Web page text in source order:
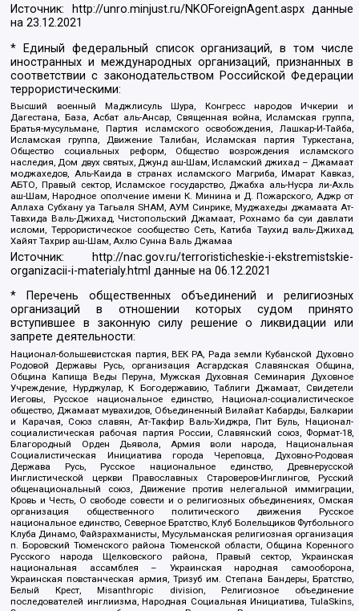
Источник: http://unro.minjust.ru/NKOForeignAgent.aspxданные
на23.12.2021
* Единый федеральный список организаций, в том числе
иностранных и международных организаций, признанных в
соответствии с законодательством Российской Федерации
террористическими:
Высший военный Маджлисуль Шура, Конгресс народов Ичкерии и
Дагестана, База, Асбат аль-Ансар, Священная война, Исламская группа,
Братья-мусульмане, Партия исламского освобождения, Лашкар-И-Тайба,
Исламская группа, Движение Талибан, Исламская партия Туркестана,
Общество социальных реформ, Общество возрождения исламского
наследия, Дом двух святых, Джунд аш-Шам, Исламский джихад – Джамаат
моджахедов, Аль-Каида в странах исламского Магриба, Имарат Кавказ,
АБТО, Правый сектор, Исламское государство, Джабха аль-Нусра ли-Ахль
аш-Шам, Народное ополчение имени К. Минина и Д. Пожарского, Аджр от
Аллаха Субхану уа Тагьаля SHAM, АУМ Синрике, Муджахеды джамаата Ат-
Тавхида Валь-Джихад, Чистопольский Джамаат, Рохнамо ба суи давлати
исломи, Террористическое сообщество Сеть, Катиба Таухид валь-Джихад,
Хайят Тахрир аш-Шам, Ахлю Сунна Валь Джамаа
Источник:
http://nac.gov.ru/terroristicheskie-i-ekstremistskie-
organizacii-i-materialy.html данные на06.12.2021
* Перечень общественных объединений и религиозных
организаций в отношении которых судом принято
вступившее в законную силу решение о ликвидации или
запрете деятельности:
Национал-большевистская партия, ВЕК РА, Рада земли Кубанской Духовно
Родовой Державы Русь, организация Асгардская Славянская Община,
Община Капища Веды Перуна, Мужская Духовная Семинария Духовное
Учреждение, Нурджулар, К Богодержавию, Таблиги Джамаат, Свидетели
Иеговы, Русское национальное единство, Национал-социалистическое
общество, Джамаат мувахидов, Объединенный Вилайат Кабарды, Балкарии
и Карачая, Союз славян, Ат-Такфир Валь-Хиджра, Пит Буль, Национал-
социалистическая рабочая партия России, Славянский союз, Формат-18,
Благородный Орден Дьявола, Армия воли народа, Национальная
Социалистическая Инициатива города Череповца, Духовно-Родовая
Держава Русь, Русское национальное единство, Древнерусской
Инглистической церкви Православных Староверов-Инглингов, Русский
общенациональный союз, Движение против нелегальной иммиграции,
Кровь и Честь, О свободе совести и о религиозных объединениях, Омская
организация общественного политического движения Русское
национальное единство, Северное Братство, Клуб Болельщиков Футбольного
Клуба Динамо, Файзрахманисты, Мусульманская религиозная организация
п. Боровский Тюменского района Тюменской области, Община Коренного
Русского народа Щелковского района, Правый сектор, Украинская
национальная ассамблея – Украинская народная самооборона,
Украинская повстанческая армия, Тризуб им. Степана Бандеры, Братство,
Белый Крест, Misanthropic division, Религиозное объединение
последователей инглиизма, Народная Социальная Инициатива, TulaSkins,